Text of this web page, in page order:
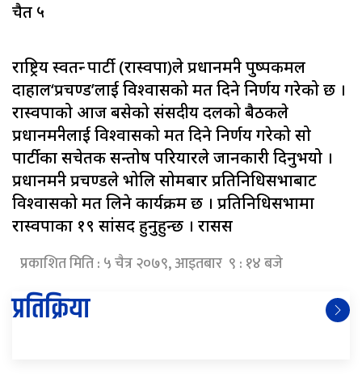
चैत ५
राष्ट्रिय स्वतन्त्र पार्टी (रास्वपा)ले प्रधानमन्त्री पुष्पकमल
दाहाल‘प्रचण्ड’लाई विश्वासको मत दिने निर्णय गरेको छ ।
रास्वपाको आज बसेको संसदीय दलको बैठकले
प्रधानमन्त्रीलाई विश्वासको मत दिने निर्णय गरेको सो
पार्टीका सचेतक सन्तोष परियारले जानकारी दिनुभयो ।
प्रधानमन्त्री प्रचण्डले भोलि सोमबार प्रतिनिधिसभाबाट
विश्वासको मत लिने कार्यक्रम छ । प्रतिनिधिसभामा
रास्वपाका १९ सांसद हुनुहुन्छ । रासस
प्रकाशित मिति : ५ चैत्र २०७९, आइतबार ९ : १४ बजे
प्रतिक्रिया